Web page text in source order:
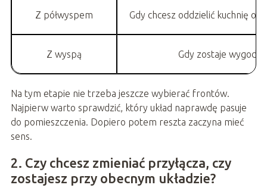
Z półwyspem Gdy chcesz oddzielić kuchnię
Z wyspą Gdy zostaje
Na tym etapie nie trzeba jeszcze wybierać frontów.
Najpierw warto sprawdzić, który układ naprawdę pasuje
do pomieszczenia. Dopiero potem reszta zaczyna mieć
sens.
2. Czy chcesz zmieniać przyłącza, czy
zostajesz przy obecnym układzie?